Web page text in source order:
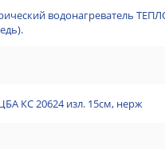
водонагреватель
КС 20624 изл. 15см, нерж